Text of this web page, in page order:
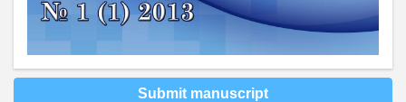
Submit manuscript